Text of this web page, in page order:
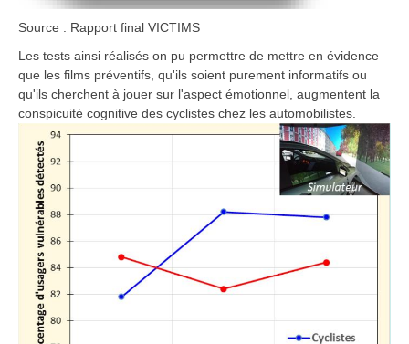
Source : Rapport final VICTIMS
Les tests ainsi réalisés on pu permettre de mettre en évidence
que les films préventifs, qu'ils soient purement informatifs ou
qu'ils cherchent à jouer sur l'aspect émotionnel, augmentent la
conspicuité cognitive des cyclistes chez les automobilistes.